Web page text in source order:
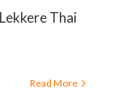
Thai
Read More